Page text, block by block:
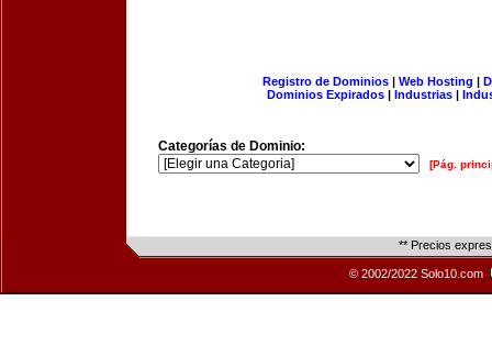
Registro de Dominios| Web Hosting |
Dominios Expirados | Industrias |
Categorías de Dominio:
[Pág.
** Precios
© 2002/2022 Solo10.com